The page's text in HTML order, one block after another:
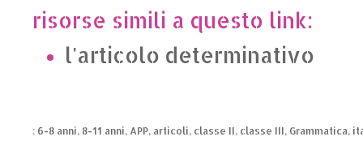
risorse simili a questo link:
l'articolo determinativo
: 6-8 anni, 8-11 anni, APP, articoli, classe II, classe III, Grammatica,